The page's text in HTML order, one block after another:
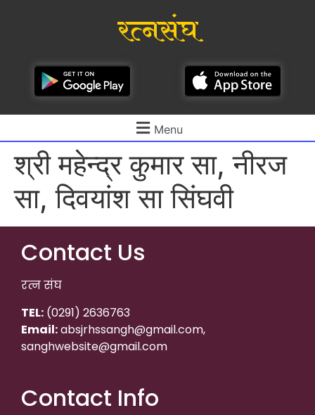
रत्नसंघ
Menu
श्री महेन्द्र कुमार सा, नीरज
सा, दिवयांश सा सिंघवी
Contact Us
रत्न संघ
TEL: (0291) 2636763
Email:absjrhssangh@gmail.com,
sanghwebsite@gmail.com
Contact Info